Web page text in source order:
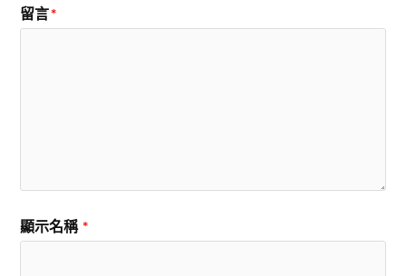
留言*
顯示名稱 *